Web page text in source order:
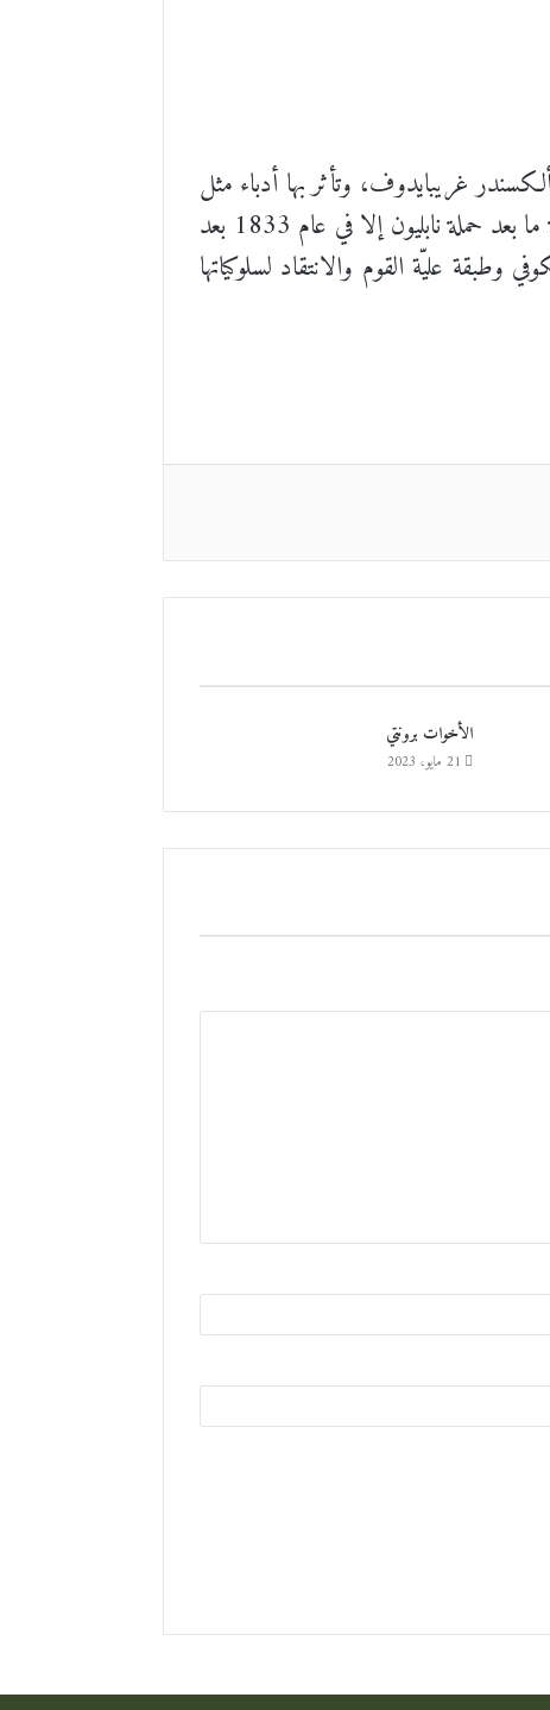
غريبايدوف، وتأثر بها أدباء مثل
دوستويفسكي وأنطون تشيخوف. لم تُنشر المسرحية الشعرية الكوميدية والهجائية للمجتمع الروسي لمرحلة ما بعد حملة نابليون إلا في عام 1833 بعد
عليّة القوم والانتقاد لسلوكياتها
الأخوات برونتي
21 مايو، 2023